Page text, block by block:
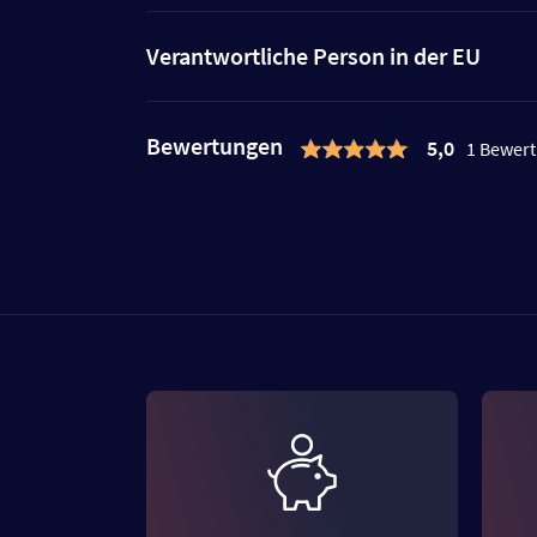
Verantwortliche Person in der EU
Bewertungen 5,0 1